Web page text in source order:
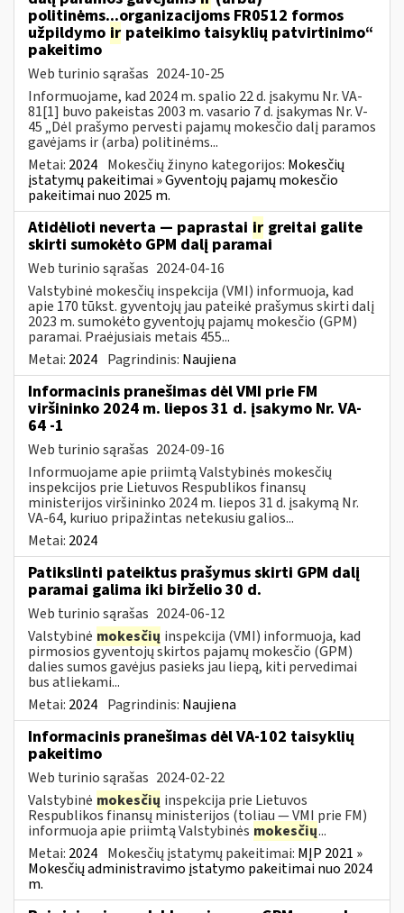
politinėms...organizacijoms FR0512 formos
užpildymo ir pateikimo taisyklių patvirtinimo“
pakeitimo
Web turinio sąrašas 2024-10-25
Informuojame, kad 2024 m. spalio 22 d. įsakymu Nr. VA-
81[1] buvo pakeistas 2003 m. vasario 7 d. įsakymas Nr. V-
45 „Dėl prašymo pervesti pajamų mokesčio dalį paramos
gavėjams ir (arba) politinėms...
Metai: 2024 Mokesčių žinyno kategorijos: Mokesčių
įstatymų pakeitimai » Gyventojų pajamų mokesčio
pakeitimai nuo 2025 m.
Atidėlioti neverta — paprastai ir greitai galite
skirti sumokėto GPM dalį paramai
Web turinio sąrašas 2024-04-16
Valstybinė mokesčių inspekcija (VMI) informuoja, kad
apie 170 tūkst. gyventojų jau pateikė prašymus skirti dalį
2023 m. sumokėto gyventojų pajamų mokesčio (GPM)
paramai. Praėjusiais metais 455...
Metai: 2024 Pagrindinis: Naujiena
Informacinis pranešimas dėl VMI prie FM
viršininko 2024 m. liepos 31 d. įsakymo Nr. VA-
64 -1
Web turinio sąrašas 2024-09-16
Informuojame apie priimtą Valstybinės mokesčių
inspekcijos prie Lietuvos Respublikos finansų
ministerijos viršininko 2024 m. liepos 31 d. įsakymą Nr.
VA-64, kuriuo pripažintas netekusiu galios...
Metai: 2024
Patikslinti pateiktus prašymus skirti GPM dalį
paramai galima iki birželio 30 d.
Web turinio sąrašas 2024-06-12
Valstybinė mokesčių inspekcija (VMI) informuoja, kad
pirmosios gyventojų skirtos pajamų mokesčio (GPM)
dalies sumos gavėjus pasieks jau liepą, kiti pervedimai
bus atliekami...
Metai: 2024 Pagrindinis: Naujiena
Informacinis pranešimas dėl VA-102 taisyklių
pakeitimo
Web turinio sąrašas 2024-02-22
Valstybinė mokesčių inspekcija prie Lietuvos
Respublikos finansų ministerijos (toliau ― VMI prie FM)
informuoja apie priimtą Valstybinės mokesčių...
Metai: 2024 Mokesčių įstatymų pakeitimai: MĮP 2021 »
Mokesčių administravimo įstatymo pakeitimai nuo 2024
m.